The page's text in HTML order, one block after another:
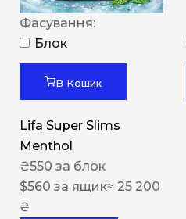
Фасування:
Блок
В Кошик
Lifa Super Slims
Menthol
₴550 за блок
$560 за ящик≈ 25 200
₴